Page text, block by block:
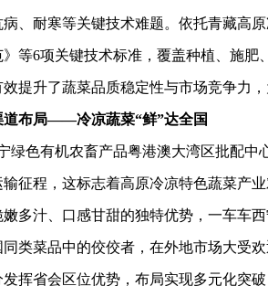
、耐寒等关键技术难题。依托青藏高
等6项关键技术标准，覆盖种植、施
提升了蔬菜品质稳定性与市场竞争力
布局——冷凉蔬菜“鲜”达全国
色有机农畜产品粤港澳大湾区批配中
征程，这标志着高原冷凉特色蔬菜产
汁、口感甘甜的独特优势，一车车西
类菜品中的佼佼者，在外地市场大受欢
省会区位优势，布局实现多元化突破